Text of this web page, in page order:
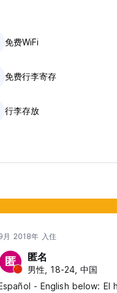
效，并需支付总费用 25%
，不包括下层房间。如果
得供第二人使用。相关：
并在当局通知后要求他们离
免发出烦人的噪音、引起争
件作为担保。
费用。否则，酒店保留入场
如果您没有自己的锁，请租
此目的提供的信用卡向客户
免费WiFi
免费行李寄存
行李存放
月 2018年 入住
匿 匿名
男性, 18-24, 中国
- English below: El hostel que tiene los baños, camas, cocina y